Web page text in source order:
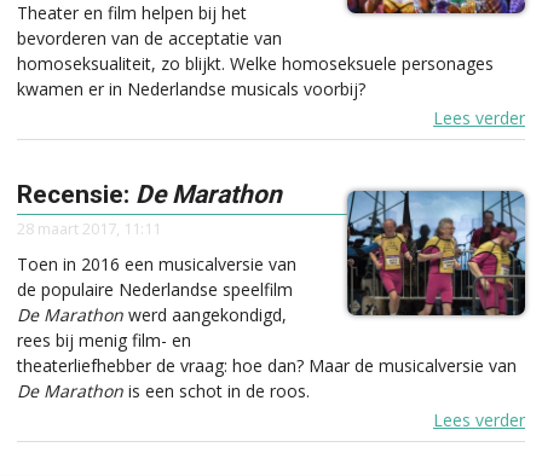
Theater en film helpen bij het
bevorderen van de acceptatie van
homoseksualiteit, zo blijkt. Welke homoseksuele personages
kwamen er in Nederlandse musicals voorbij?
Lees verder
Recensie: De Marathon
28 maart 2017, 11:11
Toen in 2016 een musicalversie van
de populaire Nederlandse speelfilm
De Marathon werd aangekondigd,
rees bij menig film- en
theaterliefhebber de vraag: hoe dan? Maar de musicalversie van
De Marathon is een schot in de roos.
Lees verder